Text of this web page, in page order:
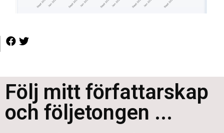
Följ mitt författarskap
och följetongen ...